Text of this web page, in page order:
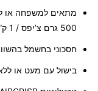
מתאים למשפחה או
500 גרם צ’יפס / 1 ק”ג עוף שלם
חסכוני בחשמל
בישול עם מעט או